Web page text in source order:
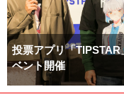
投票アプリ「
ベント開催